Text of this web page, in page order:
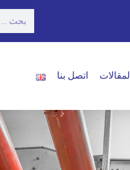
المقالات اتصل بنا